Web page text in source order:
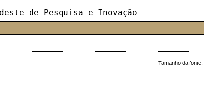
de Pesquisa e Inovação
Tamanho da fonte: